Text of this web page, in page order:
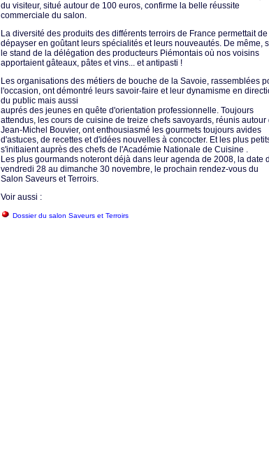
du visiteur, situé autour de 100 euros, confirme la belle réussite
commerciale du salon.
La diversité des produits des différents terroirs de France permettait de
dépayser en goûtant leurs spécialités et leurs nouveautés. De même,
le stand de la délégation des producteurs Piémontais où nos voisins
apportaient gâteaux, pâtes et vins... et antipasti !
Les organisations des métiers de bouche de la Savoie, rassemblées
l'occasion, ont démontré leurs savoir-faire et leur dynamisme en
du public mais aussi
auprés des jeunes en quête d'orientation professionnelle. Toujours
attendus, les cours de cuisine de treize chefs savoyards, réunis autour
Jean-Michel Bouvier, ont enthousiasmé les gourmets toujours avides
d'astuces, de recettes et d'idées nouvelles à concocter. Et les plus
s'initiaient auprès des chefs de l'Académie Nationale de Cuisine .
Les plus gourmands noteront déjà dans leur agenda de 2008, la date
vendredi 28 au dimanche 30 novembre, le prochain rendez-vous du
Salon Saveurs et Terroirs.
Voir aussi :
Dossier du salon Saveurs et Terroirs